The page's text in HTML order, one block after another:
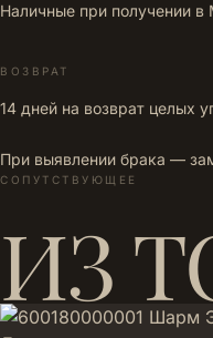
Наличные при получении в
ВОЗВРАТ
14 дней на возврат целых
При выявлении брака —
СОПУТСТВУЮЩЕЕ
ИЗ